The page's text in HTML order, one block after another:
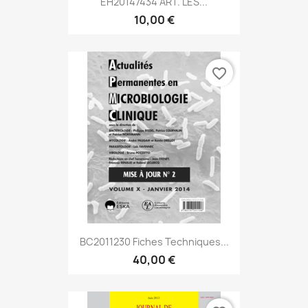
10,00 €
BC2011230 Fiches Techniques...
40,00 €
favorite_border